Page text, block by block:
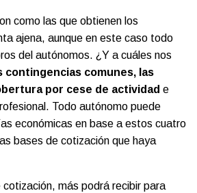
como las que obtienen los
ajena, aunque en este caso todo
del autónomos. ¿Y a cuáles nos
contingencias comunes, las
por cese de actividad e
Todo autónomo puede
económicas en base a estos cuatro
bases de cotización que haya
más podrá recibir para